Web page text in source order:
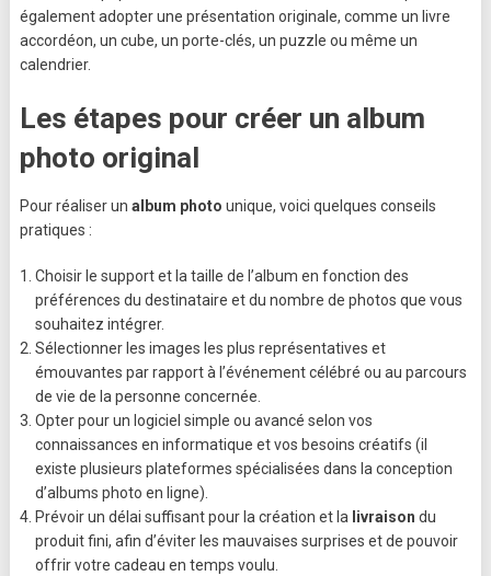
également adopter une présentation originale, comme un livre
accordéon, un cube, un porte-clés, un puzzle ou même un
calendrier.
Les étapes pour créer un album
photo original
Pour réaliser un album photo unique, voici quelques conseils
pratiques :
Choisir le support et la taille de l’album en fonction des
préférences du destinataire et du nombre de photos que vous
souhaitez intégrer.
Sélectionner les images les plus représentatives et
émouvantes par rapport à l’événement célébré ou au parcours
de vie de la personne concernée.
Opter pour un logiciel simple ou avancé selon vos
connaissances en informatique et vos besoins créatifs (il
existe plusieurs plateformes spécialisées dans la conception
d’albums photo en ligne).
Prévoir un délai suffisant pour la création et la livraison du
produit fini, afin d’éviter les mauvaises surprises et de pouvoir
offrir votre cadeau en temps voulu.